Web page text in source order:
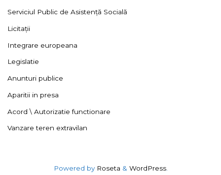
Serviciul Public de Asistență Socială
Licitații
Integrare europeana
Legislatie
Anunturi publice
Aparitii in presa
Acord \ Autorizatie functionare
Vanzare teren extravilan
Powered byRoseta & WordPress.